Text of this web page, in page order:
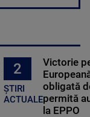
2
ȘTIRI
ACTUALE
Victorie
obligată
permită
la EPPO